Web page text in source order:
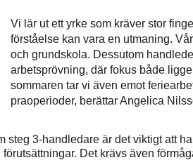
Vi lär ut ett yrke som kräver stor
förståelse kan vara en utmaning.
och grundskola. Dessutom
arbetsprövning, där fokus både
sommaren tar vi även emot
praoperioder, berättar Angelica
steg 3-handledare är det viktigt att
förutsättningar. Det krävs även